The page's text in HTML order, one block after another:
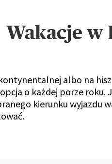
Wakacje w
albo na
o każdej porze roku.
kierunku wyjazdu